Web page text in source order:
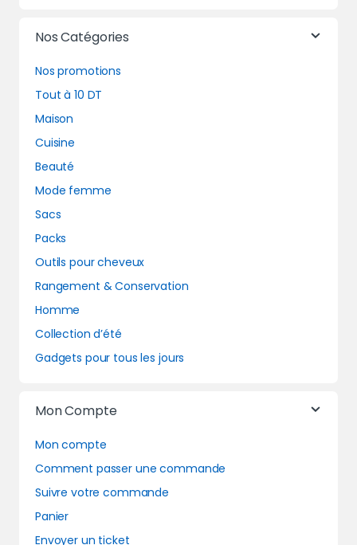
Nos Catégories
Nos promotions
Tout à 10 DT
Maison
Cuisine
Beauté
Mode femme
Sacs
Packs
Outils pour cheveux
Rangement & Conservation
Homme
Collection d’été
Gadgets pour tous les jours
Mon Compte
Mon compte
Comment passer une commande
Suivre votre commande
Panier
Envoyer un ticket